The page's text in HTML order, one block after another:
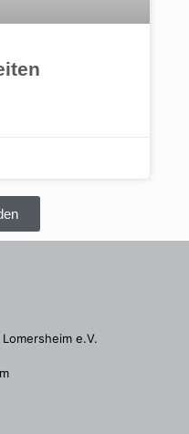
e.V.